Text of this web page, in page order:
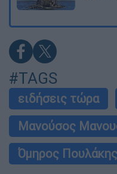
#TAGS
ειδήσεις τώρα
Μανούσος
Όμηρος Πουλάκης